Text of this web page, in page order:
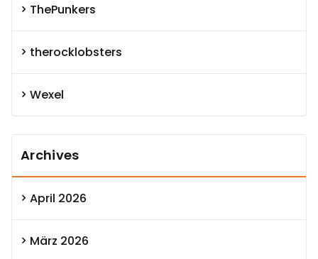
ThePunkers
therocklobsters
Wexel
Archives
April 2026
März 2026